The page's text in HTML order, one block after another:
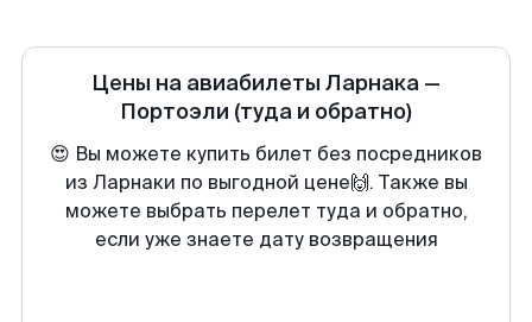
Цены на авиабилеты Ларнака —
Портоэли (туда и обратно)
😍 Вы можете купить билет без посредников
из Ларнаки по выгодной цене🙌. Также вы
можете выбрать перелет туда и обратно,
если уже знаете дату возвращения